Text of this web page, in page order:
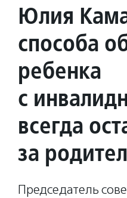
Юлия
способа
ребенка
с
всегда
за
Председатель